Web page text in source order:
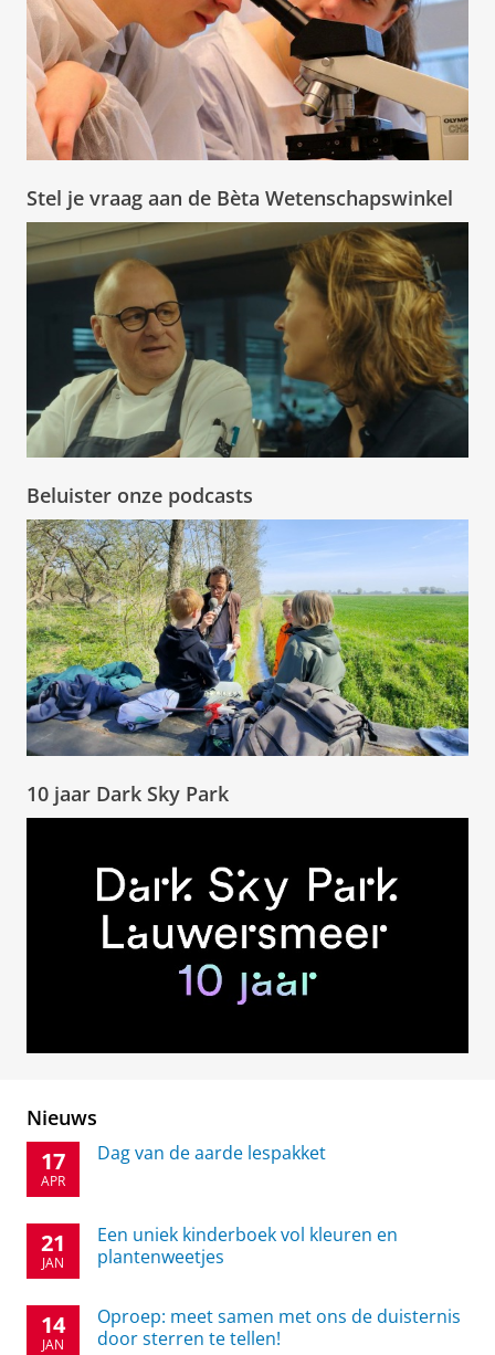
Stel je vraag aan de Bèta Wetenschapswinkel
Beluister onze podcasts
10 jaar Dark Sky Park
Nieuws
17
APR
Dag van de aarde lespakket
21
JAN
Een uniek kinderboek vol kleuren en
plantenweetjes
14
JAN
Oproep: meet samen met ons de duisternis
door sterren te tellen!